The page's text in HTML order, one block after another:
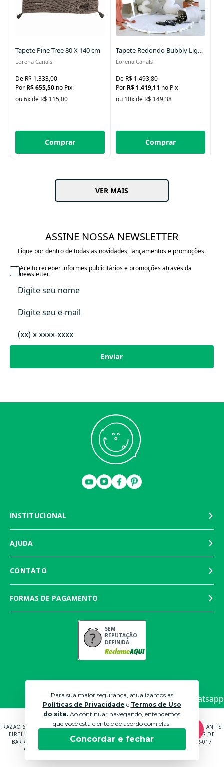
Para sua maior segurança, atualizamos as
Políticas de Privacidade e Termos de Uso
do site. Ao continuar navegando, entendemos
que você está ciente e de acordo com elas.
Concordar e fechar
Tapete Pine Tree 80 X 140 cm
Lorena Canals
R$ 1.333,00
R$ 655,50 no Pix
ou 6x de R$ 115,00
Comprar
Tapete Redondo Bubbly Light Grey 120 cm
Lorena Canals
R$ 1.493,80
R$ 1.419,11 no Pix
ou 10x de R$ 149,38
Comprar
VER MAIS
ASSINE NOSSA NEWSLETTER
Fique por dentro de todas as novidades, lançamentos e promoções.
Enviar
Aceito receber informes publicitários e promoções através da
newsletter.
INSTITUCIONAL
AJUDA
CONTATO
FORMAS DE PAGAMENTO
SEM
REPUTAÇÃO
DEFINIDA
RAZÃO SOCIAL: MARTINS PANTALEÃO COMÉRCIO DE MÓVEIS E ROUPAS INFANTIS
EIRELI EPP CNPJ: 04.591.672/0001-70 ENDEREÇO: RUA ANTÔNIO CARLOS DE
BARROS BRUNI, 232, QUADRA B LOTE 14 SOROCABA - SP - CEP: 18052-017
© 2021 LOJAS BICHO PAPÃO. TODOS OS DIREITOS RESERVADOS.